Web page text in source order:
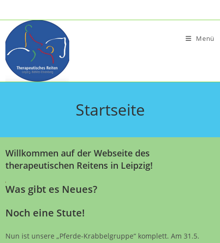
Inhalt
springen
Menü
Startseite
Willkommen auf der Webseite des
therapeutischen Reitens in Leipzig!
Was gibt es Neues?
Noch eine Stute!
Nun ist unsere „Pferde-Krabbelgruppe“ komplett. Am 31.5.